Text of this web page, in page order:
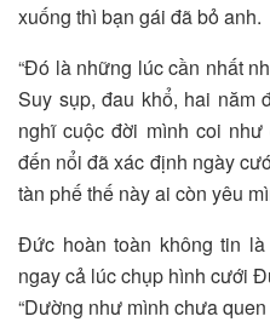
xuống thì bạn gái đã bỏ anh.
“Đó là những lúc cần nhất
Suy sụp, đau khổ, hai năm
nghĩ cuộc đời mình coi
đến nổi đã xác định ngày
tàn phế thế này ai còn yêu
Đức hoàn toàn không tin
ngay cả lúc chụp hình cưới
“Dường như mình chưa